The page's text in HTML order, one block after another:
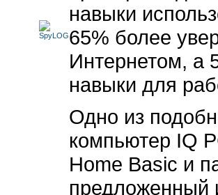
навыки
65% более
Интернетом, а
навыки для
Одно из
компьютер IQ
Home Basic и
предложенный